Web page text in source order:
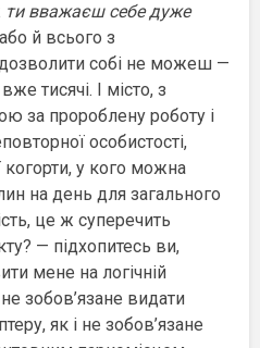
ти вважаєш себе дуже
й всього з
собі не можеш —
тисячі. І місто, з
за пророблену роботу і
особистості,
когорти, у кого можна
на день для загального
це ж суперечить
— підхопитесь ви,
мене на логічній
зобов’язане видати
як і не зобов’язане